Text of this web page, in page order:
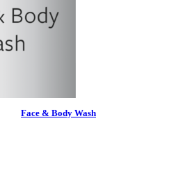
Face & Body Wash